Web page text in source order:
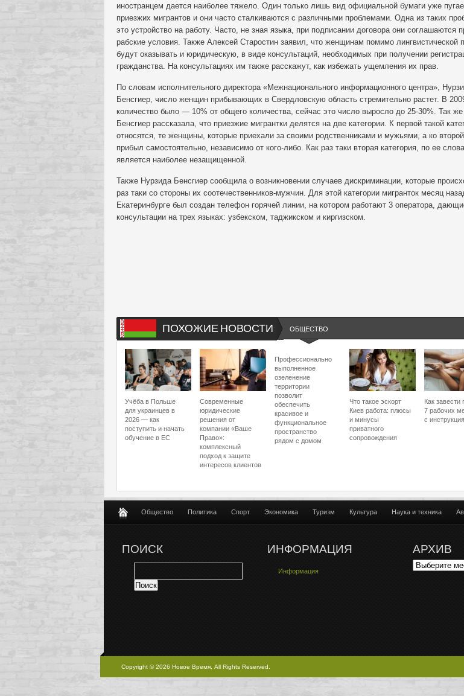
иностранцем дается наиболее тяжело. Один только лишь вид официальной бумаги уже
приезжих мигрантов и они часто сталкиваются с различными проблемами. Одна из таких
это устройство на работу. Часто, не зная языка, при подписании договора они соглашаются
рабские условия. Также Алексей Старостин заявил, что женщинам помимо лингвистической
будут оказывать и юридическую, в виде консультаций, необходимых при получении
гражданства. На консультациях им также расскажут, как избежать ущемления их прав.
По словам исполнительного директора «Межнационального информационного центра»,
Бенсгиер, число женщин прибывающих в Свердловскую область стремительно растет. В
количество было — 10% от общего количества, сейчас это число выросло до 25-30%. Так
Бенсгиер рассказала, что приезжие мигрантки делятся на две категории. К первой такой
относятся, те женщины, которые приехали за своими родственниками и мужьями, а ко
прибыл самостоятельно, независимо от кого-либо. Как раз таки вторая категория, по ее
является наиболее незащищенной.
Также Нурзида Бенсгиер сообщила о возникновении случаев дискриминации, которые
раз таки со стороны их соотечественников-мужчин. Для этой категории мигранток месяц
Екатеринбурге был создан телефон горячей линии, на котором работают 3 оператора,
консультации на трех языках: узбекском, таджикском и киргизском.
ПОХОЖИЕ НОВОСТИ ОБЩЕСТВО
Учёба в Польше
для украинцев в
2026 — как
поступить и начать
обучение в ЕС
Современные
юридические
решения от
компании «Ваше
Право»:
комплексный
подход к защите
интересов клиентов
Профессионально
выполненное
озеленение
территории
позволит
обеспечить
красивое и
функциональное
пространство
рядом с домом
Что такое эскорт
Киев работа: плюсы
и минусы
приватного
сопровождения
Как завести
7 рабочих
с
Общество Политика Спорт Экономика Туризм Культура Наука и техника
ПОИСК ИНФОРМАЦИЯ
Информация
АРХИВ
Copyright © 2026 Новое Время, All Rights Reserved.